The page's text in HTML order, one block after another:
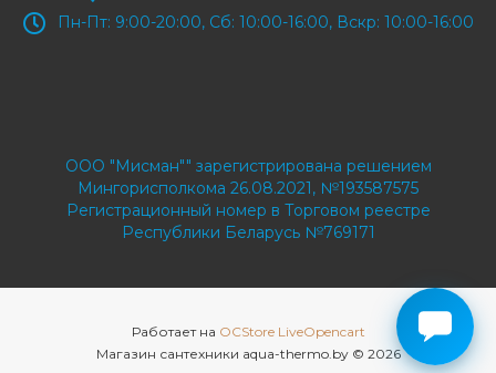
Пн-Пт: 9:00-20:00, Сб: 10:00-16:00, Вскр: 10:00-16:00
ООО "Мисман"" зарегистрирована решением
Мингорисполкома 26.08.2021, №193587575
Регистрационный номер в Торговом реестре
Республики Беларусь №769171
Работает на OCStore LiveOpencart
Магазин сантехники aqua-thermo.by © 2026